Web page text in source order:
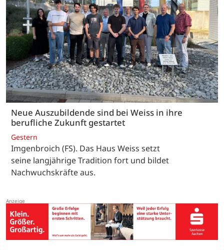
Neue Auszubildende sind bei Weiss in ihre
berufliche Zukunft gestartet
Gestern
Imgenbroich (FS). Das Haus Weiss setzt
seine langjährige Tradition fort und bildet
Nachwuchskräfte aus.